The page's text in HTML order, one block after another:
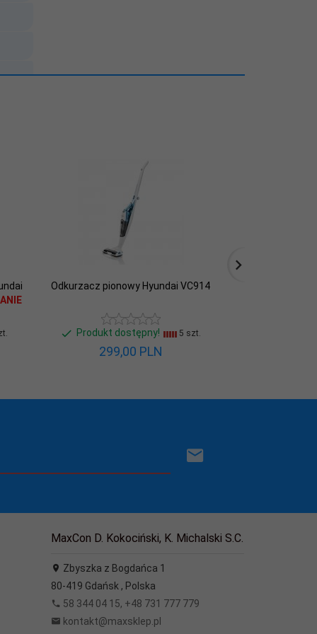
Odkurzacz pionowy Hyundai VC914
Produkt dostępny! 5 szt.
299,00 PLN
MaxCon D. Kokociński, K. Michalski S.C.
Zbyszka z Bogdańca 1
80-419 Gdańsk , Polska
58 344 04 15, +48 731 777 779
kontakt@maxsklep.pl